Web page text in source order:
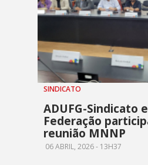
SINDICATO
ADUFG-Sindicato e
Federação
reunião MNNP
06 ABRIL, 2026 - 13H37